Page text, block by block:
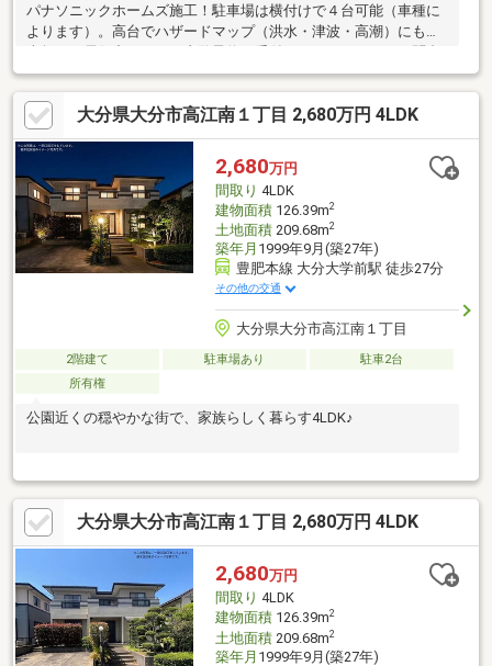
パナソニックホームズ施工！駐車場は横付けで４台可能（車種に
よります）。高台でハザードマップ（洪水・津波・高潮）にも該
せ下さい！
大分県大分市高江南１丁目 2,680万円 4LDK
2,680万円
間取り 4LDK
建物面積126.39m2
土地面積209.68m2
築年月 1999年9月(築27年)
豊肥本線 大分大学前駅 徒歩27分
その他の交通
大分県大分市高江南１丁目
2階建て 駐車場あり
駐車2台
所有権
公園近くの穏やかな街で、家族らしく暮らす4LDK♪
大分県大分市高江南１丁目 2,680万円 4LDK
2,680万円
間取り 4LDK
建物面積126.39m2
土地面積209.68m2
築年月 1999年9月(築27年)